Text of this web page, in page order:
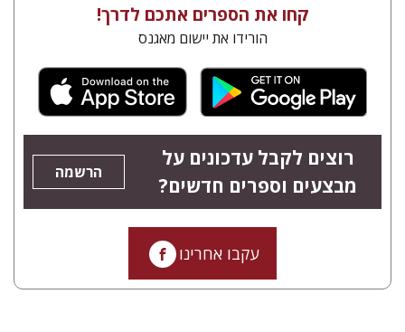
קחו את הספרים אתכם לדרך!
הורידו את יישום מאגנס
רוצים לקבל עדכונים על
מבצעים וספרים חדשים?
הרשמה
עקבו אחרינו